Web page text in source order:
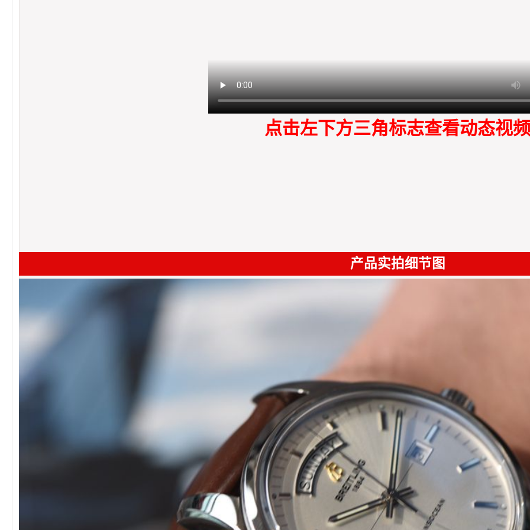
点击左下方三角标志查看动态视频
产品实拍细节图